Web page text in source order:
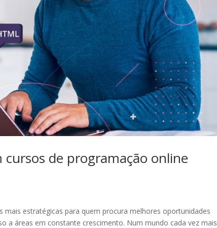
de programação online
estratégicas para quem procura melhores oportunidades
a áreas em constante crescimento. Num mundo cada vez mais